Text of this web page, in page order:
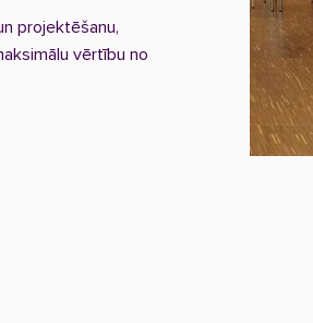
projektēšanu,
vērtību no